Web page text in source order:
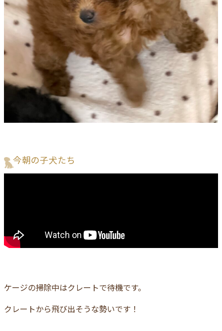
今朝の子犬たち
ケージの掃除中はクレートで待機です。
クレートから飛び出そうな勢いです！